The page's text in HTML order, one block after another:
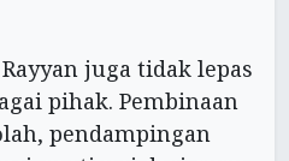
juga tidak lepas
pihak. Pembinaan
pendampingan